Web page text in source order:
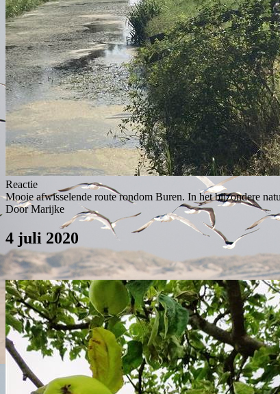
Reactie
Mooie afwisselende route rondom Buren. In het bijzondere
Door Marijke
4 juli 2020